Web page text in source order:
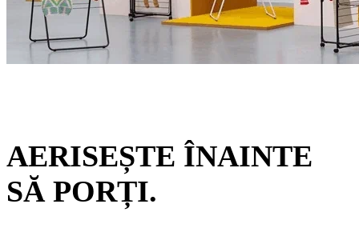
AERISEȘTE ÎNAINTE
SĂ PORȚI.